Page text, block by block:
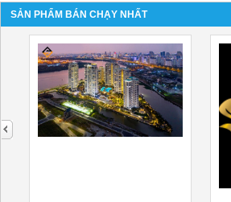
SẢN PHẨM BÁN CHẠY NHẤT
next